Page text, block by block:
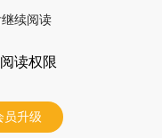
续阅读
读权限
员升级